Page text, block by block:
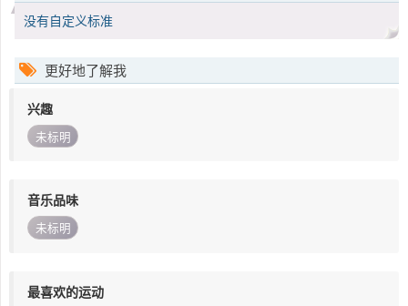
没有自定义标准
更好地了解我
兴趣
未标明
音乐品味
未标明
最喜欢的运动